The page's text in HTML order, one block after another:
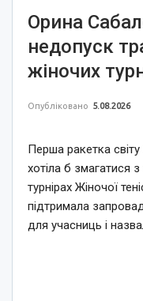
Орина
недопуск
жіночих
Опубліковано 5.08.2026
Перша ракетка
хотіла б змагатися
турнірах Жіночої
підтримала
для учасниць і